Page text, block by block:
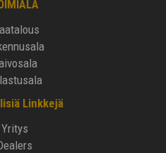
Linkkejä
Yritys